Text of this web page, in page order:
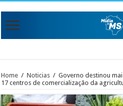
Home / Noticias / Governo destinou
17 centros de comercialização da